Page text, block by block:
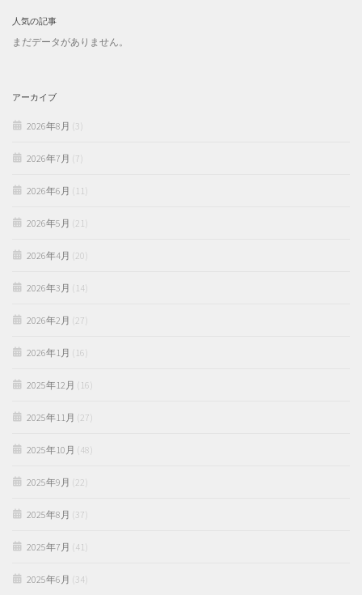
人気の記事
まだデータがありません。
アーカイブ
2026年8月 (3)
2026年7月 (7)
2026年6月 (11)
2026年5月 (21)
2026年4月 (20)
2026年3月 (14)
2026年2月 (27)
2026年1月 (16)
2025年12月 (16)
2025年11月 (27)
2025年10月 (48)
2025年9月 (22)
2025年8月 (37)
2025年7月 (41)
2025年6月 (34)